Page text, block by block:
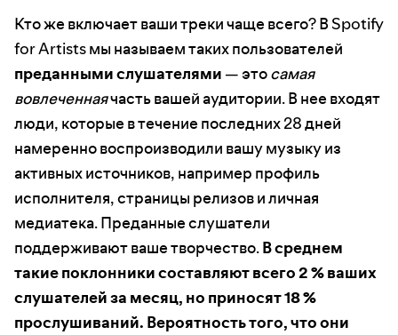
Кто же включает ваши треки чаще всего? В Spotify
for Artists мы называем таких пользователей
преданными слушателями — этосамая
вовлеченнаячасть вашей аудитории. В нее входят
люди, которые в течение последних 28 дней
намеренно воспроизводили вашу музыку из
активных источников, например профиль
исполнителя, страницы релизов и личная
медиатека. Преданные слушатели
поддерживают ваше творчество.В среднем
такие поклонники составляют всего 2 % ваших
слушателей за месяц, но приносят 18 %
прослушиваний. Вероятность того, что они